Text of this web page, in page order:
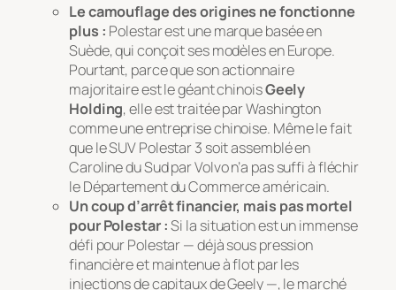
Le camouflage des origines ne fonctionne
plus : Polestar est une marque basée en
Suède, qui conçoit ses modèles en Europe.
Pourtant, parce que son actionnaire
majoritaire est le géant chinoisGeely
Holding, elle est traitée par Washington
comme une entreprise chinoise. Même le fait
que le SUV Polestar 3 soit assemblé en
Caroline du Sud par Volvo n’a pas suffi à fléchir
le Département du Commerce américain.
Un coup d’arrêt financier, mais pas mortel
pour Polestar :Si la situation est un immense
défi pour Polestar — déjà sous pression
financière et maintenue à flot par les
injections de capitaux de Geely —, le marché